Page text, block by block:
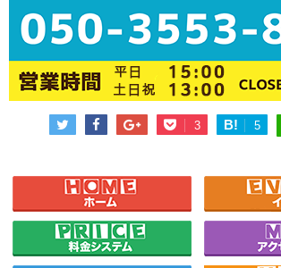
3 B! 5